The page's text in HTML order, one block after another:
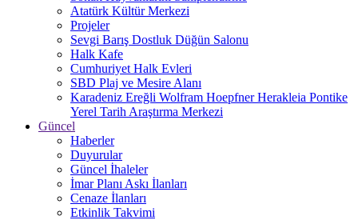
Atatürk Kültür Merkezi
Projeler
Sevgi Barış Dostluk Düğün Salonu
Halk Kafe
Cumhuriyet Halk Evleri
SBD Plaj ve Mesire Alanı
Karadeniz Ereğli Wolfram Hoepfner Herakleia Pontike
Yerel Tarih Araştırma Merkezi
Güncel
Haberler
Duyurular
Güncel İhaleler
İmar Planı Askı İlanları
Cenaze İlanları
Etkinlik Takvimi